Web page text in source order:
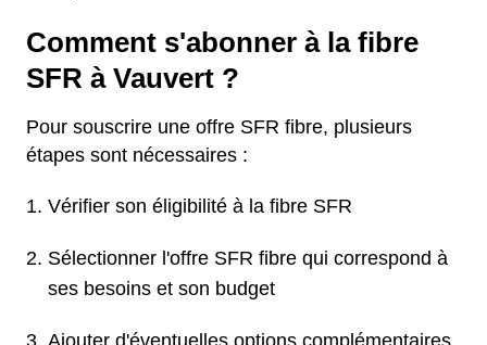
Comment s'abonner à la fibre
SFR à Vauvert ?
Pour souscrire une offre SFR fibre, plusieurs
étapes sont nécessaires :
Vérifier son éligibilité à la fibre SFR
Sélectionner l'offre SFR fibre qui correspond à
ses besoins et son budget
Ajouter d'éventuelles options complémentaires